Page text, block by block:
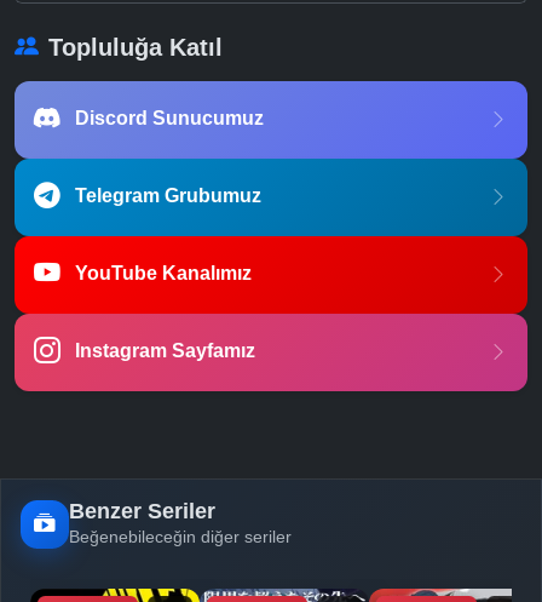
Topluluğa Katıl
Discord Sunucumuz
Telegram Grubumuz
YouTube Kanalımız
Instagram Sayfamız
Benzer Seriler
Beğenebileceğin diğer seriler